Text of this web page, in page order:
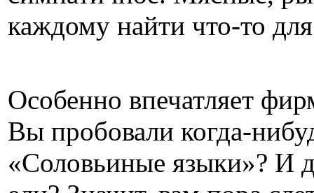
каждому найти что-то
Особенно впечатляет
Вы пробовали когда-
«Соловьиные языки»? И